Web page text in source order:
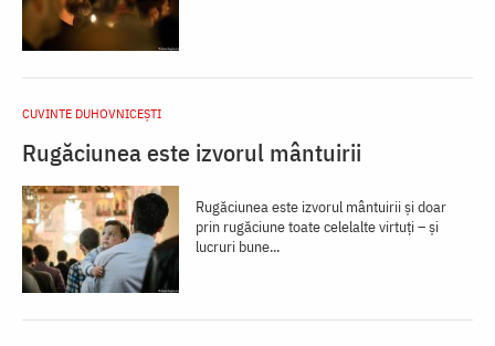
CUVINTE DUHOVNICEȘTI
Rugăciunea este izvorul mântuirii
Rugăciunea este izvorul mântuirii şi doar
prin rugăciune toate celelalte virtuţi – şi
lucruri bune...